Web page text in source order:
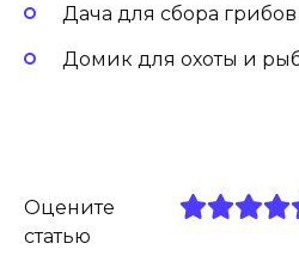
Дача для сбора грибов
Домик для охоты и
Оцените
статью